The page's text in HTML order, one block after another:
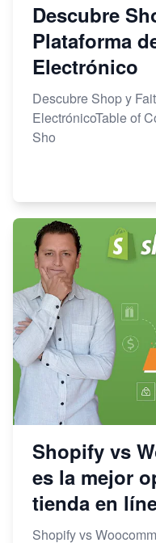
Descubre
Plataforma
Electrónico
Descubre Shop y
ElectrónicoTable of
Sho
Shopify vs
es la mejor
tienda en
Shopify vs